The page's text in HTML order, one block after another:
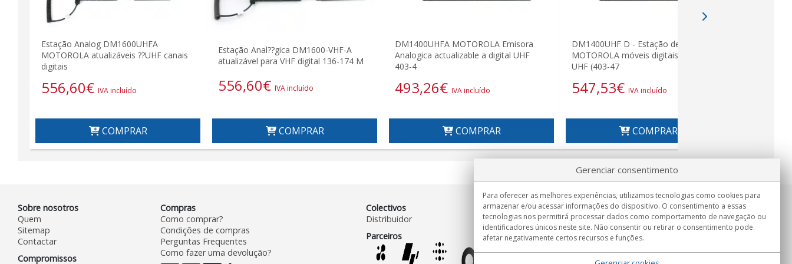
Estação Analog DM1600UHFA
MOTOROLA atualizáveis ??UHF canais
digitais
556,60€ IVA incluído
COMPRAR
Estação Anal??gica DM1600-VHF-A
atualizável para VHF digital 136-174 M
556,60€ IVA incluído
COMPRAR
DM1400UHFA MOTOROLA Emisora
Analogica actualizable a digital UHF
403-4
493,26€ IVA incluído
COMPRAR
DM1400UHF D - Estação de
MOTOROLA móveis digitais (1-25 W)
UHF (403-47
547,53€ IVA incluído
COMPRAR
Sobre nosotros
Quem
Sitemap
Contactar
Compromissos
Compras
Como comprar?
Condições de compras
Perguntas Frequentes
Como fazer uma devolução?
Colectivos
Distribuidor
Parceiros
Informação
Seg.-Sex. 9:00h - 15:00h.
Entrega em
Gerenciar consentimento
Para oferecer as melhores experiências, utilizamos tecnologias como cookies para
armazenar e/ou acessar informações do dispositivo. O consentimento a essas
tecnologias nos permitirá processar dados como comportamento de navegação ou
identificadores únicos neste site. Não consentir ou retirar o consentimento pode
afetar negativamente certos recursos e funções.